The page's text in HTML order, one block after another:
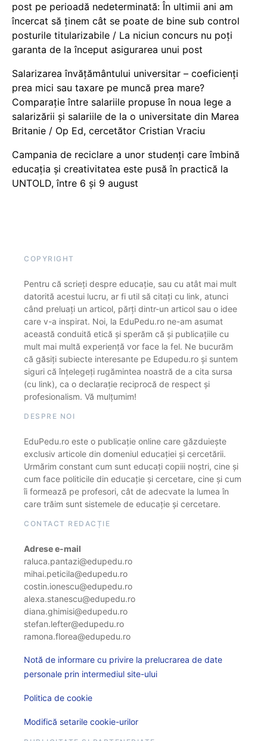
post pe perioadă nedeterminată: În ultimii ani am
încercat să ținem cât se poate de bine sub control
posturile titularizabile / La niciun concurs nu poți
garanta de la început asigurarea unui post
Salarizarea învățământului universitar – coeficienți
prea mici sau taxare pe muncă prea mare?
Comparație între salariile propuse în noua lege a
salarizării și salariile de la o universitate din Marea
Britanie / Op Ed, cercetător Cristian Vraciu
Campania de reciclare a unor studenți care îmbină
educația și creativitatea este pusă în practică la
UNTOLD, între 6 și 9 august
COPYRIGHT
Pentru că scrieți despre educație, sau cu atât mai mult
datorită acestui lucru, ar fi util să citați cu link, atunci
când preluați un articol, părți dintr-un articol sau o idee
care v-a inspirat. Noi, la EduPedu.ro ne-am asumat
această conduită etică și sperăm că și publicațiile cu
mult mai multă experiență vor face la fel. Ne bucurăm
că găsiți subiecte interesante pe Edupedu.ro și suntem
siguri că înțelegeți rugămintea noastră de a cita sursa
(cu link), ca o declarație reciprocă de respect și
profesionalism. Vă mulțumim!
DESPRE NOI
EduPedu.ro este o publicație online care găzduiește
exclusiv articole din domeniul educației și cercetării.
Urmărim constant cum sunt educați copiii noștri, cine și
cum face politicile din educație și cercetare, cine și cum
îi formează pe profesori, cât de adecvate la lumea în
care trăim sunt sistemele de educație și cercetare.
CONTACT REDACȚIE
Adrese e-mail
raluca.pantazi@edupedu.ro
mihai.peticila@edupedu.ro
costin.ionescu@edupedu.ro
alexa.stanescu@edupedu.ro
diana.ghimisi@edupedu.ro
stefan.lefter@edupedu.ro
ramona.florea@edupedu.ro
Notă de informare cu privire la prelucrarea de date
personale prin intermediul site-ului
Politica de cookie
Modifică setarile cookie-urilor